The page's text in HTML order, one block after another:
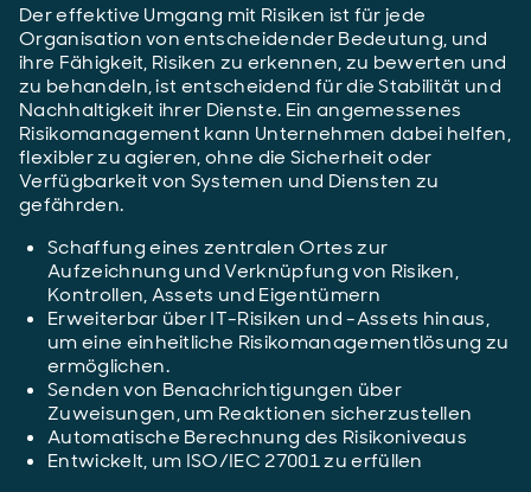
Der effektive Umgang mit Risiken ist für jede
Organisation von entscheidender Bedeutung, und
ihre Fähigkeit, Risiken zu erkennen, zu bewerten und
zu behandeln, ist entscheidend für die Stabilität und
Nachhaltigkeit ihrer Dienste. Ein angemessenes
Risikomanagement kann Unternehmen dabei helfen,
flexibler zu agieren, ohne die Sicherheit oder
Verfügbarkeit von Systemen und Diensten zu
gefährden.
Schaffung eines zentralen Ortes zur
Aufzeichnung und Verknüpfung von Risiken,
Kontrollen, Assets und Eigentümern
Erweiterbar über IT-Risiken und -Assets hinaus,
um eine einheitliche Risikomanagementlösung zu
ermöglichen.
Senden von Benachrichtigungen über
Zuweisungen, um Reaktionen sicherzustellen
Automatische Berechnung des Risikoniveaus
Entwickelt, um ISO/IEC 27001 zu erfüllen